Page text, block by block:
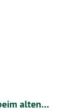
alten…